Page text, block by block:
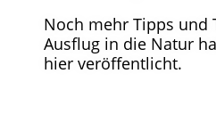
Noch mehr Tipps und
Ausflug in die Natur
hier veröffentlicht.